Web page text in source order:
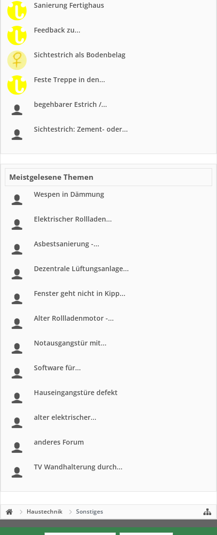
Sanierung Fertighaus
Feedback zu...
Sichtestrich als Bodenbelag
Feste Treppe in den...
begehbarer Estrich /...
Sichtestrich: Zement- oder...
Meistgelesene Themen
Wespen in Dämmung
Elektrischer Rollladen...
Asbestsanierung -...
Dezentrale Lüftungsanlage...
Fenster geht nicht in Kipp...
Alter Rollladenmotor -...
Notausgangstür mit...
Software für...
Hauseingangstüre defekt
alter elektrischer...
anderes Forum
TV Wandhalterung durch...
Haustechnik Sonstiges